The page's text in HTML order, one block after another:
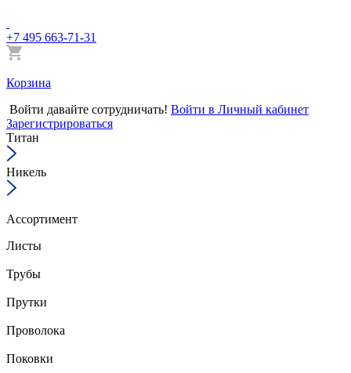
+7 495 663-71-31
Корзина
Войти давайте сотрудничать! Войти в Личный кабинет
Зарегистрироваться
Титан
Никель
Ассортимент
Листы
Трубы
Прутки
Проволока
Поковки